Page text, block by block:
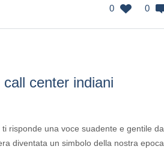
0 0
center indiani
risponde una voce suadente e gentile da
diventata un simbolo della nostra epoca